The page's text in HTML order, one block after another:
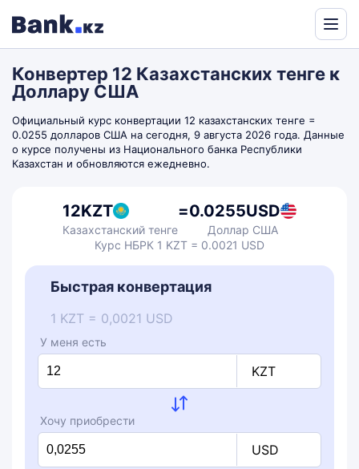
by
Translate
Конвертер 12 Казахстанских тенге к
Доллару США
Официальный курс конвертации 12 казахстанских тенге =
0.0255 долларов США на сегодня, 9 августа 2026 года. Данные
о курсе получены из Национального банка Республики
Казахстан и обновляются ежедневно.
12KZT
Казахстанский тенге
=0.0255USD
Доллар США
Курс НБРК 1 KZT = 0.0021 USD
Быстрая конвертация
1 KZT = 0,0021 USD
У меня есть
KZT
Хочу приобрести
USD